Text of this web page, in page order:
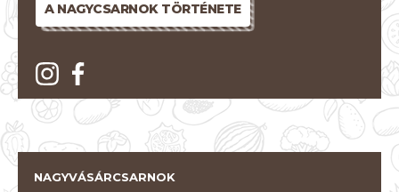
A NAGYCSARNOK TÖRTÉNETE
NAGYVÁSÁRCSARNOK